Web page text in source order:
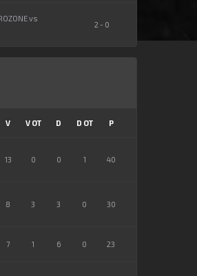
vs
2 - 0
V V OT D D OT P
13 0 0 1 40
8 3 3 0 30
7 1 6 0 23